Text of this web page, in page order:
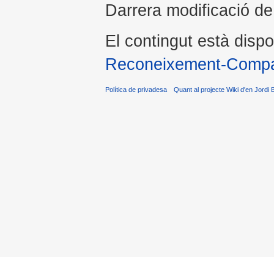
Darrera modificació
El contingut està
Reconeixement-
Política de privadesa Quant al projecte Wiki d'en Jordi